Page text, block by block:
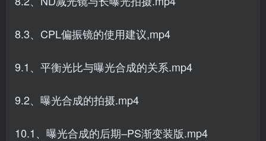
8.3、CPL偏振镜的使用建议,mp4
9.1、平衡光比与曝光合成的关系.mp4
9.2、曝光合成的拍摄.mp4
10.1、曝光合成的后期–PS渐变装版.mp4